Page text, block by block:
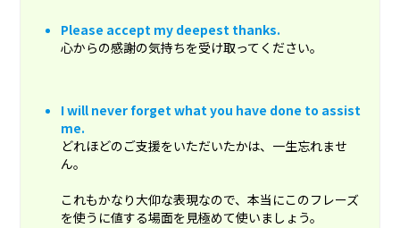
Please accept my deepest thanks.
心からの感謝の気持ちを受け取ってください。
I will never forget what you have done to assist
me.
どれほどのご支援をいただいたかは、一生忘れませ
ん。
これもかなり大仰な表現なので、本当にこのフレーズ
を使うに値する場面を見極めて使いましょう。